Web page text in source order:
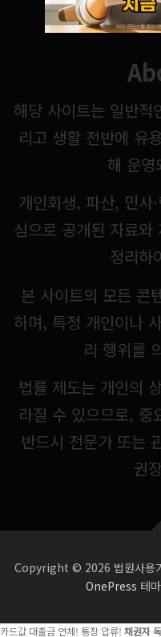
해당 사이트는 일반
리고 생활 전반에 유
해 운영
개인회생, 파산, 민사
심으로 공개된 자료와
정리하
본 사이트의 모든 콘
하며, 특정 개인이나
리 행위를
법률 제도는 개인의
라질 수 있으므로, 중
반드시 전문가 또는
권
Copyright © 2026 법원사용가
OnePress 테
카드값 대출금 연체! 통장 압류! 채권자